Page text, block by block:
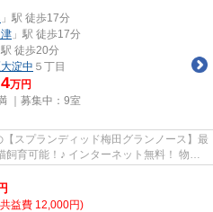
」駅 徒歩17分
」駅 徒歩17分
駅 徒歩20分
大淀中 ５丁目
万円
｜募集中： 9室
スプランディッド梅田グランノース】最
育可能！♪ インターネット無料！ 物件
益費 12,000円)